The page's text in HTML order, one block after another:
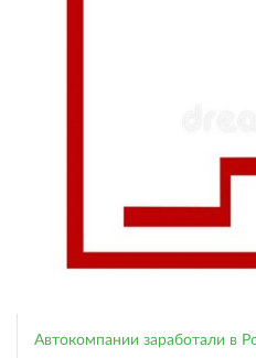
Автокомпании заработали в